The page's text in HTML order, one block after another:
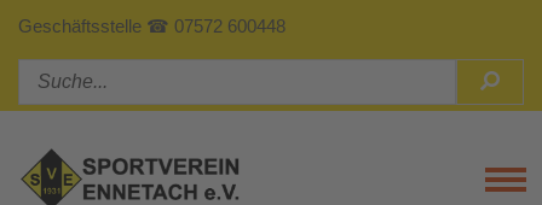
Geschäftsstelle ☎ 07572 600448